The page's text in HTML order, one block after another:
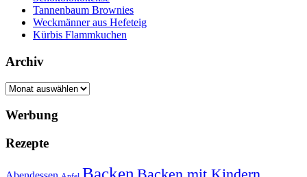
Tannenbaum Brownies
Weckmänner aus Hefeteig
Kürbis Flammkuchen
Archiv
Archiv
Werbung
Rezepte
Backen